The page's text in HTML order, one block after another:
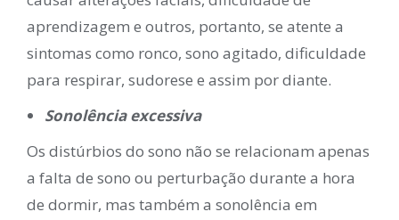
aprendizagem e outros, portanto, se atente a
sintomas como ronco, sono agitado, dificuldade
para respirar, sudorese e assim por diante.
Sonolência excessiva
Os distúrbios do sono não se relacionam apenas
a falta de sono ou perturbação durante a hora
de dormir, mas também a sonolência em